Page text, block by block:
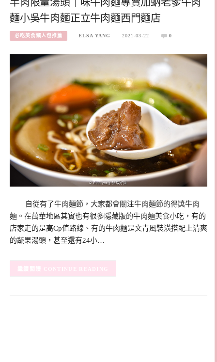
麵小吳牛肉麵正立牛肉麵西門麵店
必吃美食懶人包推薦 ELSA YANG 2021-03-22 0
自從有了牛肉麵節，大家都會關注牛肉麵節的得獎牛肉
麵。在萬華地區其實也有很多隱藏版的牛肉麵美食小吃，有的
店家走的是高Cp值路線、有的牛肉麵是文青風裝潢搭配上清爽
的蔬果湯頭，甚至還有24小…
CONTINUE READING